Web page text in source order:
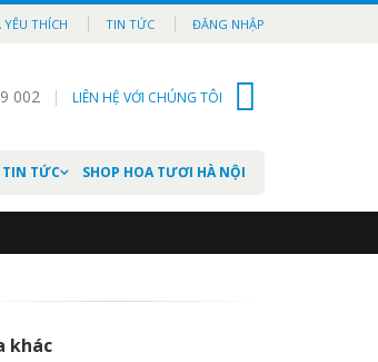
YÊU THÍCH TIN TỨC ĐĂNG NHẬP
002 LIÊN HỆ VỚI CHÚNG TÔI
TIN TỨC SHOP HOA TƯƠI HÀ NỘI
khác